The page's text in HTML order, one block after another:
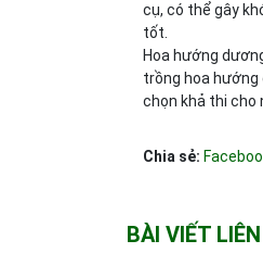
cụ, có thể gây
tốt.
Hoa hướng
trồng hoa
chọn khả thi cho
Chia sẻ:
BÀI VIẾT